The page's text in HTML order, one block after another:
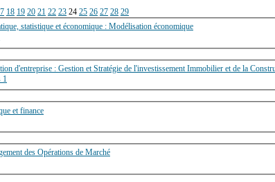
18 19 20 21 22 23 24 25 26 27 28 29
Master Recherche Ingénierie mathématique, statistique et économique : Modélisation économique
d'entreprise : Gestion et Stratégie de l'investissement Immobilier et de la
1
et finance
des Opérations de Marché